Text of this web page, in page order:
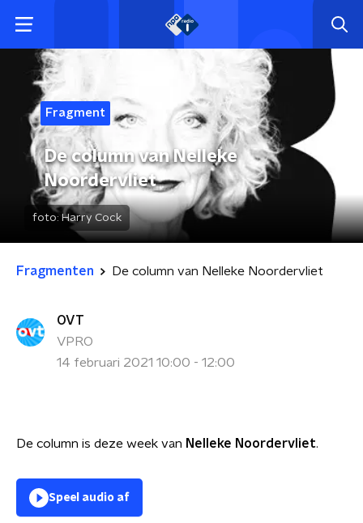
Fragment
De column van Nelleke
Noordervliet
foto: Harry Cock
Fragmenten De column van Nelleke Noordervliet
OVT
VPRO
14 februari 2021 10:00 - 12:00
De column is deze week van Nelleke Noordervliet.
Speel audio af